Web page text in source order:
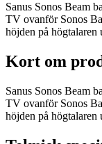
Sanus Sonos Beam
TV ovanför Sonos
höjden på högtalaren
Kort om
Sanus Sonos Beam
TV ovanför Sonos
höjden på högtalaren